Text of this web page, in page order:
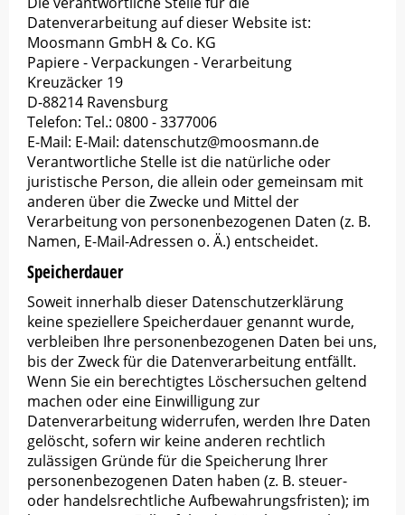
Datenverarbeitung auf dieser Website ist:
Moosmann GmbH & Co. KG
Papiere - Verpackungen - Verarbeitung
Kreuzäcker 19
D-88214 Ravensburg
Telefon: Tel.: 0800 - 3377006
E-Mail: E-Mail: datenschutz@moosmann.de
Verantwortliche Stelle ist die natürliche oder
juristische Person, die allein oder gemeinsam mit
anderen über die Zwecke und Mittel der
Verarbeitung von personenbezogenen Daten (z. B.
Namen, E-Mail-Adressen o. Ä.) entscheidet.
Speicherdauer
Soweit innerhalb dieser Datenschutzerklärung
keine speziellere Speicherdauer genannt wurde,
verbleiben Ihre personenbezogenen Daten bei uns,
bis der Zweck für die Datenverarbeitung entfällt.
Wenn Sie ein berechtigtes Löschersuchen geltend
machen oder eine Einwilligung zur
Datenverarbeitung widerrufen, werden Ihre Daten
gelöscht, sofern wir keine anderen rechtlich
zulässigen Gründe für die Speicherung Ihrer
personenbezogenen Daten haben (z. B. steuer-
oder handelsrechtliche Aufbewahrungsfristen); im